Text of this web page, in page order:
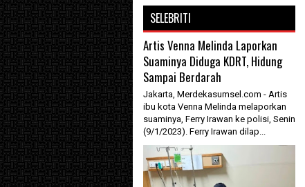
SELEBRITI
Artis Venna Melinda Laporkan
Suaminya Diduga KDRT, Hidung
Sampai Berdarah
Jakarta, Merdekasumsel.com - Artis
ibu kota Venna Melinda melaporkan
suaminya, Ferry Irawan ke polisi, Senin
(9/1/2023). Ferry Irawan dilap...